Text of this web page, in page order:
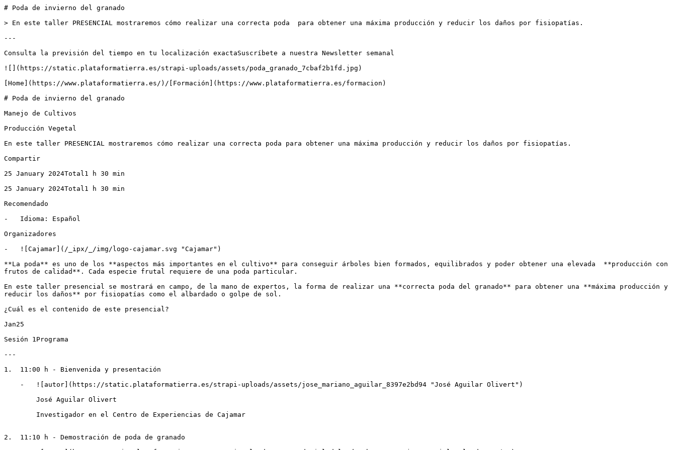
# Poda de invierno del granado
> En este taller PRESENCIAL mostraremos cómo realizar una correcta poda  para obtener una máxima producción y reducir los daños por fisiopatías.
---
Consulta la previsión del tiempo en tu localización exactaSuscríbete a nuestra Newsletter semanal
![](https://static.plataformatierra.es/strapi-uploads/assets/poda_granado_7cbaf2b1fd.jpg)
[Home](https://www.plataformatierra.es/)/[Formación](https://www.plataformatierra.es/formacion)
# Poda de invierno del granado
Manejo de Cultivos
Producción Vegetal
En este taller PRESENCIAL mostraremos cómo realizar una correcta poda para obtener una máxima producción y reducir los daños por fisiopatías.
Compartir
25 January 2024Total1 h 30 min
25 January 2024Total1 h 30 min
Recomendado
-   Idioma: Español
Organizadores
-   ![Cajamar](/_ipx/_/img/logo-cajamar.svg "Cajamar")
**La poda** es uno de los **aspectos más importantes en el cultivo** para conseguir árboles bien formados, equilibrados y poder obtener una elevada  **producción con
frutos de calidad**. Cada especie frutal requiere de una poda particular.
En este taller presencial se mostrará en campo, de la mano de expertos, la forma de realizar una **correcta poda del granado** para obtener una **máxima producción y
reducir los daños** por fisiopatías como el albardado o golpe de sol.
¿Cuál es el contenido de este presencial?
Jan25
Sesión 1Programa
---
1.  11:00 h - Bienvenida y presentación
2.  11:10 h - Demostración de poda de granado